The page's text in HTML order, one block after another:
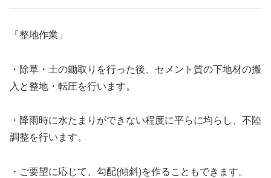
「整地作業」
・除草・土の鋤取りを行った後、セメント質の下地材の搬
入と整地・転圧を行います。
・降雨時に水たまりができない程度に平らに均らし、不陸
調整を行います。
・ご要望に応じて、勾配(傾斜)を作ることもできます。